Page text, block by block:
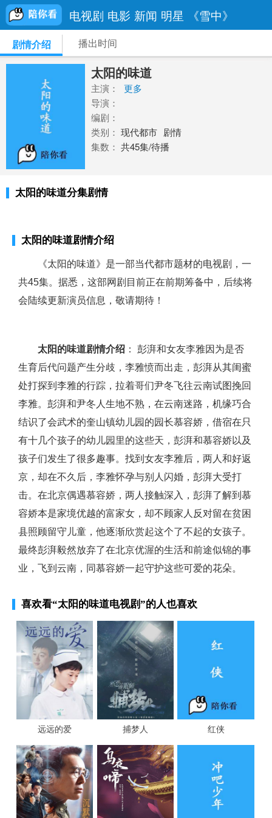
电视剧 电影 新闻 明星 《雪中》
剧情介绍 播出时间
太阳的味道
主演：
更多
导演：
编剧：
类别： 现代都市 剧情
集数： 共45集/待播
太阳的味道分集剧情
太阳的味道剧情介绍
《太阳的味道》是一部当代都市题材的电视剧，一
共45集。据悉，这部网剧目前正在前期筹备中，后续将
会陆续更新演员信息，敬请期待！
太阳的味道剧情介绍 ： 彭湃和女友李雅因为是否
生育后代问题产生分歧，李雅愤而出走，彭湃从其闺蜜
处打探到李雅的行踪，拉着哥们尹冬飞往云南试图挽回
李雅。彭湃和尹冬人生地不熟，在云南迷路，机缘巧合
结识了会武术的奎山镇幼儿园的园长慕容娇，借宿在只
有十几个孩子的幼儿园里的这些天，彭湃和慕容娇以及
孩子们发生了很多趣事。找到女友李雅后，两人和好返
京，却在不久后，李雅怀孕与别人闪婚，彭湃大受打
击。在北京偶遇慕容娇，两人接触深入，彭湃了解到慕
容娇本是家境优越的富家女，却不顾家人反对留在贫困
县照顾留守儿童，他逐渐欣赏起这个了不起的女孩子。
最终彭湃毅然放弃了在北京优渥的生活和前途似锦的事
业，飞到云南，同慕容娇一起守护这些可爱的花朵。
喜欢看“太阳的味道电视剧”的人也喜欢
远远的爱 捕梦人 红侠